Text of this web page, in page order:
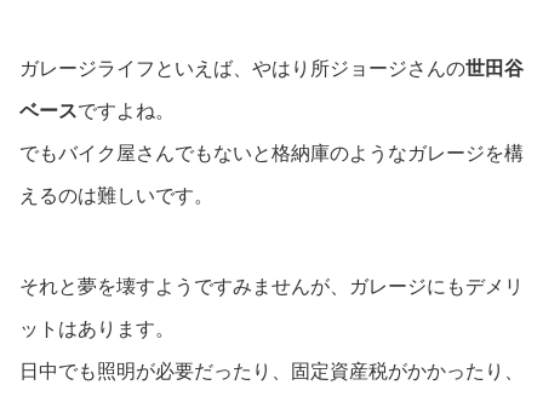
ガレージライフといえば、やはり所ジョージさんの世田谷
ベースですよね。
でもバイク屋さんでもないと格納庫のようなガレージを構
えるのは難しいです。
それと夢を壊すようですみませんが、ガレージにもデメリ
ットはあります。
日中でも照明が必要だったり、固定資産税がかかったり、